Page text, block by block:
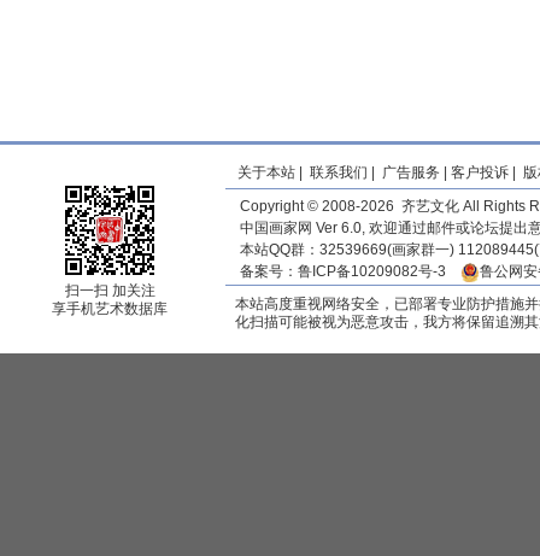
扫一扫 加关注
享手机艺术数据库
关于本站 联系我们 广告服务 客户投诉
Copyright © 2008-2026 齐艺文化 All Rights
中国画家网 Ver 6.0, 欢迎通过邮件或论坛提出
本站QQ群：32539669(画家群一)
备案号： 鲁ICP备10209082号-3
鲁公网
本站高度重视网络安全，已部署专业防护措施
化扫描可能被视为恶意攻击，我方将保留追溯